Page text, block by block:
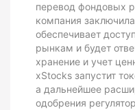
перевод фондовых
компания
обеспечивает
рынкам и будет
хранение и учет
xStocks запустит
а дальнейшее
одобрения